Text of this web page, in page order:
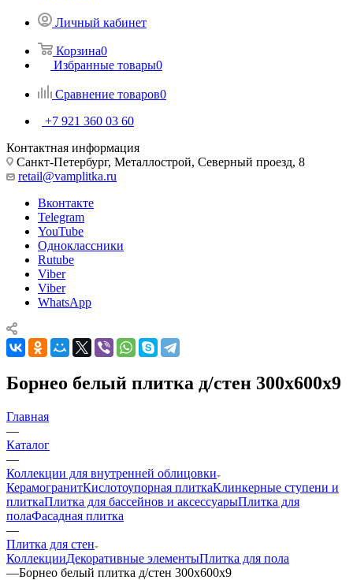
Личный кабинет
Корзина0
Избранные товары0
Сравнение товаров0
+7 921 360 03 60
Контактная информация
Санкт-Петербург, Металлострой, Северный проезд, 8
retail@vamplitka.ru
Вконтакте
Telegram
YouTube
Одноклассники
Rutube
Viber
Viber
WhatsApp
Борнео белый плитка д/стен 300x600x9
Главная
—
Каталог
—
Коллекции для внутренней облицовки
КерамогранитКислотоупорная плиткаКлинкерные ступени и
плиткаПлитка для бассейнов и аксессуарыПлитка для
полаФасадная плитка
—
Плитка для стен
КоллекцииДекоративные элементыПлитка для пола
—Борнео белый плитка д/стен 300x600x9